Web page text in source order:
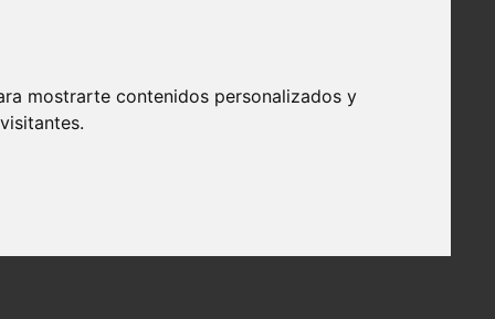
mostrarte contenidos personalizados y